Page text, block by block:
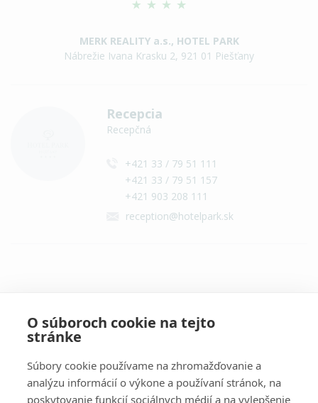
MERK REALITY a.s., HOTEL PARK
Nábrežie Ivana Krasku 2, 921 01 Piešťany
Recepcia
Recepčná
+421 33 / 79 51 111
+421 33 / 79 51 157
+421 903 208 111
reception@hotelpark.sk
O súboroch cookie na tejto
stránke
Súbory cookie používame na zhromažďovanie a
analýzu informácií o výkone a používaní stránok, na
poskytovanie funkcií sociálnych médií a na vylepšenie